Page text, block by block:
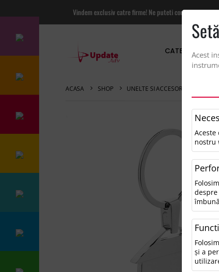
Vindem exclusiv catre firme! Ne puteti contacta
CATEGORII
ACASA SHOP UNELTE SI ACCESORII PRACTICE
Acest
nostru
și a